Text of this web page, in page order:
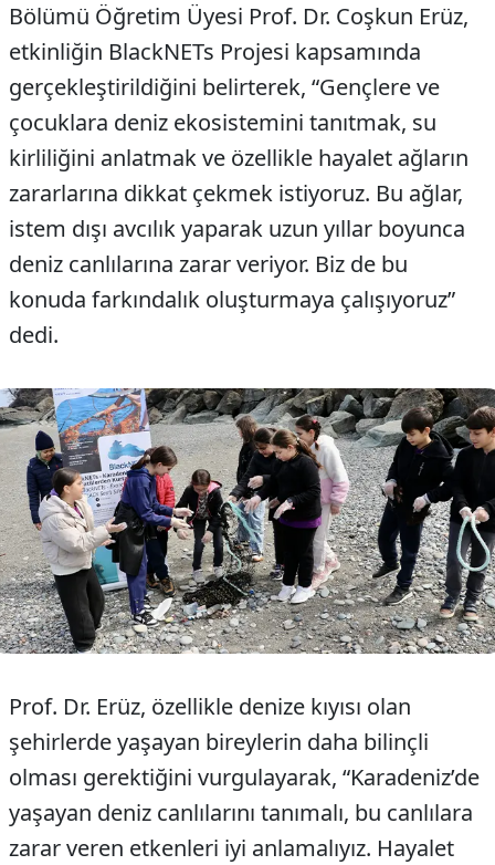
Bölümü Öğretim Üyesi Prof. Dr. Coşkun Erüz,
etkinliğin BlackNETs Projesi kapsamında
gerçekleştirildiğini belirterek, “Gençlere ve
çocuklara deniz ekosistemini tanıtmak, su
kirliliğini anlatmak ve özellikle hayalet ağların
zararlarına dikkat çekmek istiyoruz. Bu ağlar,
istem dışı avcılık yaparak uzun yıllar boyunca
deniz canlılarına zarar veriyor. Biz de bu
konuda farkındalık oluşturmaya çalışıyoruz”
dedi.
Prof. Dr. Erüz, özellikle denize kıyısı olan
şehirlerde yaşayan bireylerin daha bilinçli
olması gerektiğini vurgulayarak, “Karadeniz’de
yaşayan deniz canlılarını tanımalı, bu canlılara
zarar veren etkenleri iyi anlamalıyız. Hayalet